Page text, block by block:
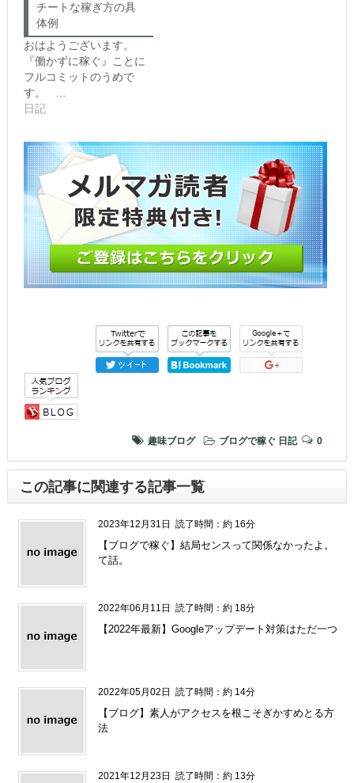
ウ
ィ
ン
ド
ウ
で
開
き
す)
い
(新
い
ウ
ィ
ン
ド
す)
チートな稼ぎ方の具
体例
おはようございます。
『働かずに稼ぐ』ことに
フルコミットのうめで
す。 …
日記
趣味ブログ ブログで稼ぐ 日記 0
この記事に関連する記事一覧
2023年12月31日 読了時間：約 16分
【ブログで稼ぐ】結局センスって関係なかったよ。
て話。
2022年06月11日 読了時間：約 18分
【2022年最新】Googleアップデート対策はただ一つ
2022年05月02日 読了時間：約 14分
【ブログ】素人がアクセスを根こそぎかすめとる方
法
2021年12月23日 読了時間：約 13分